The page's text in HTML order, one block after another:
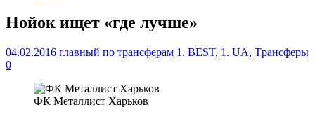
Нойок ищет «где лучше»
04.02.2016 главный по трансферам 1. BEST, 1. UA, Tрансферы
0
ФК Металлист Харьков